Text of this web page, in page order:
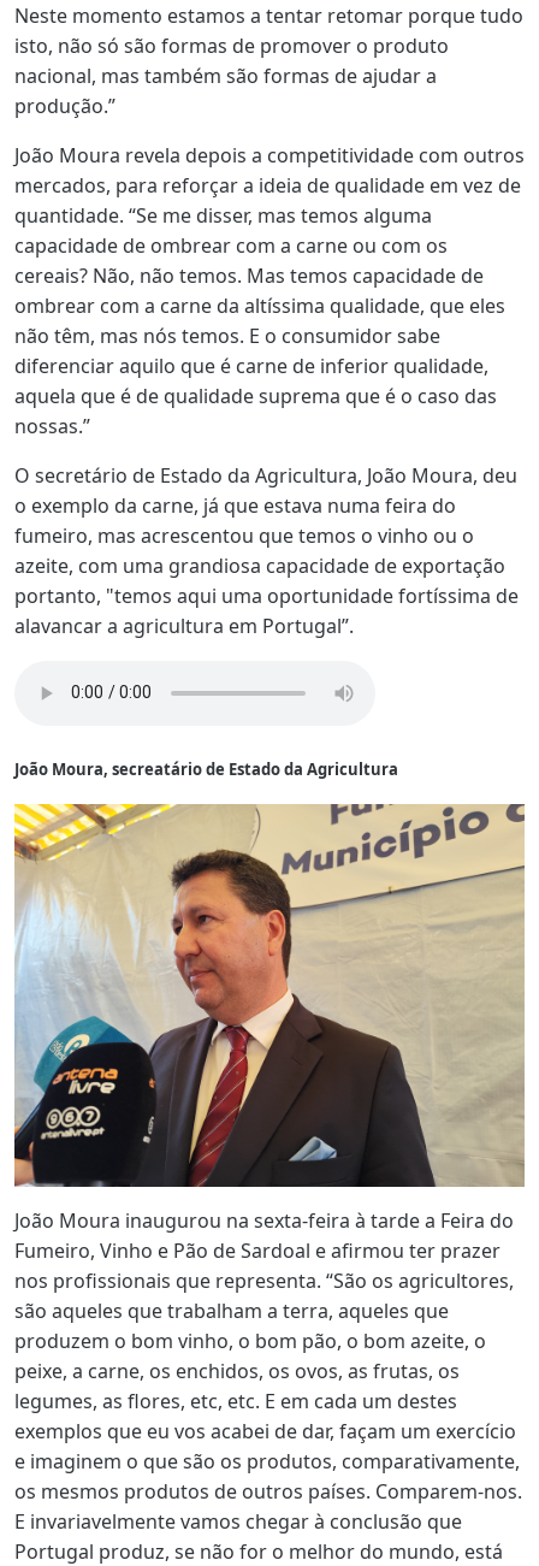
Neste momento estamos a tentar retomar porque tudo
isto, não só são formas de promover o produto
nacional, mas também são formas de ajudar a
produção.”
João Moura revela depois a competitividade com outros
mercados, para reforçar a ideia de qualidade em vez de
quantidade. “Se me disser, mas temos alguma
capacidade de ombrear com a carne ou com os
cereais? Não, não temos. Mas temos capacidade de
ombrear com a carne da altíssima qualidade, que eles
não têm, mas nós temos. E o consumidor sabe
diferenciar aquilo que é carne de inferior qualidade,
aquela que é de qualidade suprema que é o caso das
nossas.”
O secretário de Estado da Agricultura, João Moura, deu
o exemplo da carne, já que estava numa feira do
fumeiro, mas acrescentou que temos o vinho ou o
azeite, com uma grandiosa capacidade de exportação
portanto, "temos aqui uma oportunidade fortíssima de
alavancar a agricultura em Portugal”.
João Moura, secreatário de Estado da Agricultura
João Moura inaugurou na sexta-feira à tarde a Feira do
Fumeiro, Vinho e Pão de Sardoal e afirmou ter prazer
nos profissionais que representa. “São os agricultores,
são aqueles que trabalham a terra, aqueles que
produzem o bom vinho, o bom pão, o bom azeite, o
peixe, a carne, os enchidos, os ovos, as frutas, os
legumes, as flores, etc, etc. E em cada um destes
exemplos que eu vos acabei de dar, façam um exercício
e imaginem o que são os produtos, comparativamente,
os mesmos produtos de outros países. Comparem-nos.
E invariavelmente vamos chegar à conclusão que
Portugal produz, se não for o melhor do mundo, está